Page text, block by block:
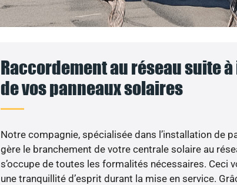
Raccordement au réseau suite
de vos panneaux solaires
Notre compagnie, spécialisée dans l’installation de
gère le branchement de votre centrale solaire au
s’occupe de toutes les formalités nécessaires. Ceci
une tranquillité d’esprit durant la mise en service.